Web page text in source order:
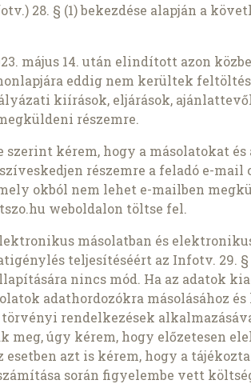
28. § (1) bekezdése alapján a
május 14. után elindított azon
eddig nem kerültek
kiírások, eljárások,
részemre.
szerint kérem, hogy a másolatokat
részemre a feladó e-mail
okból nem lehet e-mailben
weboldalon töltse fel.
másolatban és
teljesítéséért az Infotv. 29. §
nincs mód. Ha az adatok
adathordozókra másolásához és
rendelkezések
úgy kérem, hogy előzetesen
esetben azt is kérem, hogy a
során figyelembe vett